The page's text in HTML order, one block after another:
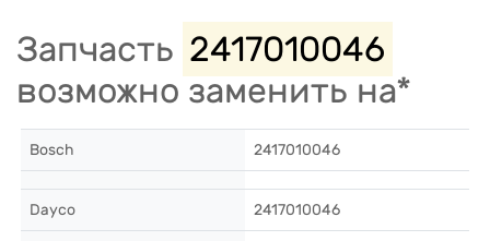
Запчасть 2417010046
возможно заменить на*
Bosch 2417010046
Dayco 2417010046